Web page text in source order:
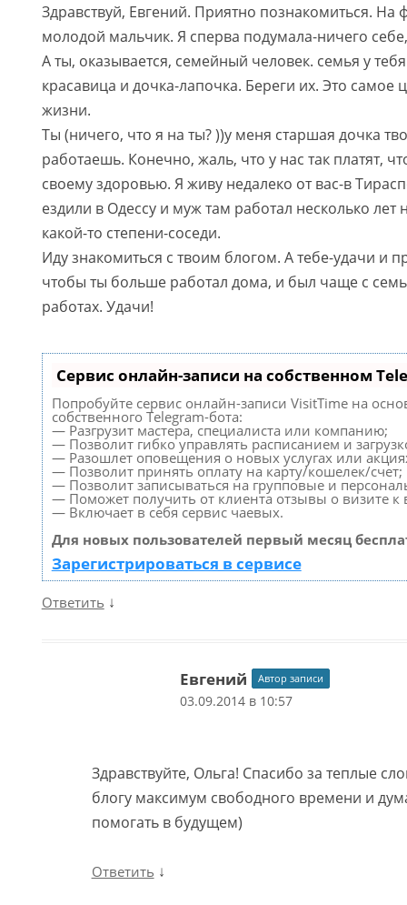
Здравствуй, Евгений. Приятно познакомиться. На
молодой мальчик. Я сперва подумала-ничего
А ты, оказывается, семейный человек. семья у
красавица и дочка-лапочка. Береги их. Это самое
жизни.
Ты (ничего, что я на ты? ))у меня старшая дочка
работаешь. Конечно, жаль, что у нас так платят,
своему здоровью. Я живу недалеко от вас-в
ездили в Одессу и муж там работал несколько лет
какой-то степени-соседи.
Иду знакомиться с твоим блогом. А тебе-удачи и
чтобы ты больше работал дома, и был чаще с
работах. Удачи!
Сервис онлайн-записи на собственном
Попробуйте сервис онлайн-записи VisitTime на
собственного Telegram-бота:
— Разгрузит мастера, специалиста или компанию;
— Позволит гибко управлять расписанием и
— Разошлет оповещения о новых услугах или
— Позволит принять оплату на карту/кошелек/счет;
— Позволит записываться на групповые и
— Поможет получить от клиента отзывы о визите к
— Включает в себя сервис чаевых.
Для новых пользователей первый месяц
Зарегистрироваться в сервисе
Ответить ↓
Евгений Автор записи
03.09.2014 в 10:57
Здравствуйте, Ольга! Спасибо за теплые
блогу максимум свободного времени и
помогать в будущем)
Ответить ↓